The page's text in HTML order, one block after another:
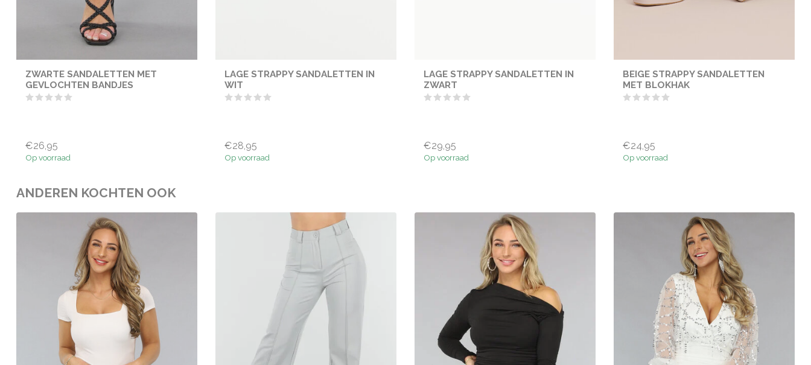
ZWARTE SANDALETTEN MET
GEVLOCHTEN BANDJES
€26,95
Op voorraad
LAGE STRAPPY SANDALETTEN IN
WIT
€28,95
Op voorraad
LAGE STRAPPY SANDALETTEN IN
ZWART
€29,95
Op voorraad
BEIGE STRAPPY SANDALETTEN
MET BLOKHAK
€24,95
Op voorraad
ANDEREN KOCHTEN OOK